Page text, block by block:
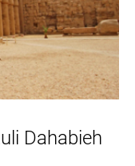
Dahabieh